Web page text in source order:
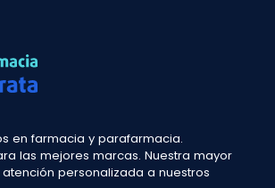
en farmacia y parafarmacia.
las mejores marcas. Nuestra mayor
personalizada a nuestros